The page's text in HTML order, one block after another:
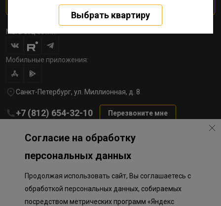
Трейд-ин квартиры
Мы в соц сетях:
Мобильные приложения:
Санкт-Петербург, ул. Миллионная, д. 8
+7 (812) 654-32-10 Перезвоните мне
Политика обработки персональных данных
Информация о плановом направлении средств
на строительство соц.объектов в Окле
Приложение к программе лояльности
Выбрать квартиру
Согласие на обработку
персональных данных
Продолжая использовать сайт, Вы соглашаетесь с
обработкой персональных данных, собираемых
посредством метрических программ «Яндекс